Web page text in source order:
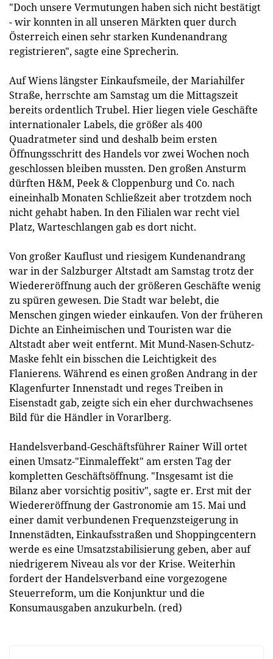
"Doch unsere Vermutungen haben sich nicht bestätigt
- wir konnten in all unseren Märkten quer durch
Österreich einen sehr starken Kundenandrang
registrieren", sagte eine Sprecherin.
Auf Wiens längster Einkaufsmeile, der Mariahilfer
Straße, herrschte am Samstag um die Mittagszeit
bereits ordentlich Trubel. Hier liegen viele Geschäfte
internationaler Labels, die größer als 400
Quadratmeter sind und deshalb beim ersten
Öffnungsschritt des Handels vor zwei Wochen noch
geschlossen bleiben mussten. Den großen Ansturm
dürften H&M, Peek & Cloppenburg und Co. nach
eineinhalb Monaten Schließzeit aber trotzdem noch
nicht gehabt haben. In den Filialen war recht viel
Platz, Warteschlangen gab es dort nicht.
Von großer Kauflust und riesigem Kundenandrang
war in der Salzburger Altstadt am Samstag trotz der
Wiedereröffnung auch der größeren Geschäfte wenig
zu spüren gewesen. Die Stadt war belebt, die
Menschen gingen wieder einkaufen. Von der früheren
Dichte an Einheimischen und Touristen war die
Altstadt aber weit entfernt. Mit Mund-Nasen-Schutz-
Maske fehlt ein bisschen die Leichtigkeit des
Flanierens. Während es einen großen Andrang in der
Klagenfurter Innenstadt und reges Treiben in
Eisenstadt gab, zeigte sich ein eher durchwachsenes
Bild für die Händler in Vorarlberg.
Handelsverband-Geschäftsführer Rainer Will ortet
einen Umsatz-"Einmaleffekt" am ersten Tag der
kompletten Geschäftsöffnung. "Insgesamt ist die
Bilanz aber vorsichtig positiv", sagte er. Erst mit der
Wiedereröffnung der Gastronomie am 15. Mai und
einer damit verbundenen Frequenzsteigerung in
Innenstädten, Einkaufsstraßen und Shoppingcentern
werde es eine Umsatzstabilisierung geben, aber auf
niedrigerem Niveau als vor der Krise. Weiterhin
fordert der Handelsverband eine vorgezogene
Steuerreform, um die Konjunktur und die
Konsumausgaben anzukurbeln. (red)